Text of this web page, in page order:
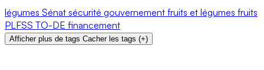
légumes Sénat sécurité gouvernement fruits et légumes fruits
PLFSS TO-DE financement
Afficher plus de tags Cacher les tags (+)